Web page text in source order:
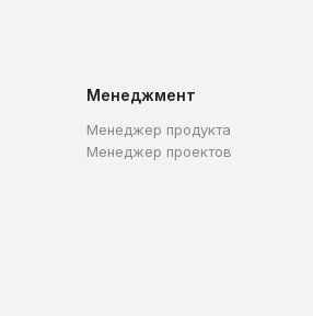
Менеджмент
Менеджер продукта
Менеджер проектов